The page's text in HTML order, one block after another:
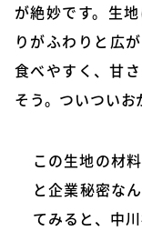
が絶妙です。生
りがふわりと広
食べやすく、甘
そう。ついついお
この生地の材
と企業秘密な
てみると、中